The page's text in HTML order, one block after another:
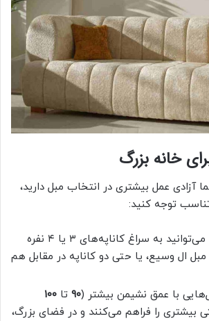
خانه بزرگ
آزادی عمل بیشتری در انتخاب مبل دارید،
توجه کنید:
می‌توانید به سراغ کاناپه‌های ۳ یا ۴ نفره
ال وسیع، یا حتی دو کاناپه در مقابل هم
با عمق نشیمن بیشتر (۹۰ تا ۱۰۰
بیشتری را فراهم می‌کنند و در فضای بزرگ،